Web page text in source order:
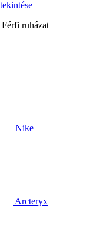
Férfi ruházat
Nike
Arcteryx